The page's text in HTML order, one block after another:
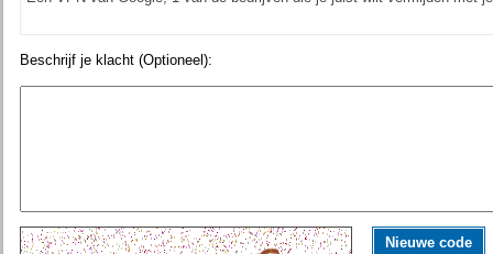
Beschrijf je klacht (Optioneel):
Nieuwe code